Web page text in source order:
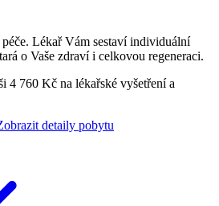
Lékař Vám sestaví individuální
o Vaše zdraví i celkovou regeneraci.
4 760 Kč na lékařské vyšetření a
detaily pobytu